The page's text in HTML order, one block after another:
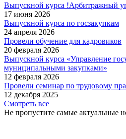
Выпускной курса !Арбитражный
17 июня 2026
Выпускной курса по госзакупкам
24 апреля 2026
Провели обучение для кадровиков
20 февраля 2026
Выпускной курса «Управление
муниципальными закупками»
12 февраля 2026
Провели семинар по трудовому
12 декабря 2025
Смотреть все
Не пропустите самые актуальные